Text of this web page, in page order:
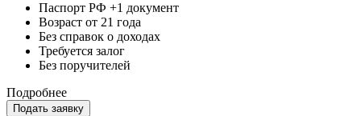
Паспорт РФ +1 документ
Возраст от 21 года
Без справок о доходах
Требуется залог
Без поручителей
Подробнее
Подать заявку